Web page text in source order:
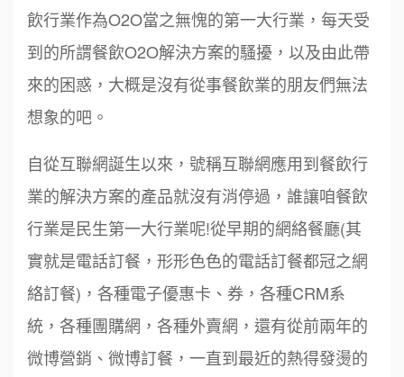
飲行業作為O2O當之無愧的第一大行業，每天受
到的所謂餐飲O2O解決方案的騷擾，以及由此帶
來的困惑，大概是沒有從事餐飲業的朋友們無法
想象的吧。
自從互聯網誕生以來，號稱互聯網應用到餐飲行
業的解決方案的產品就沒有消停過，誰讓咱餐飲
行業是民生第一大行業呢!從早期的網絡餐廳(其
實就是電話訂餐，形形色色的電話訂餐都冠之網
絡訂餐)，各種電子優惠卡、券，各種CRM系
統，各種團購網，各種外賣網，還有從前兩年的
微博營銷、微博訂餐，一直到最近的熱得發燙的